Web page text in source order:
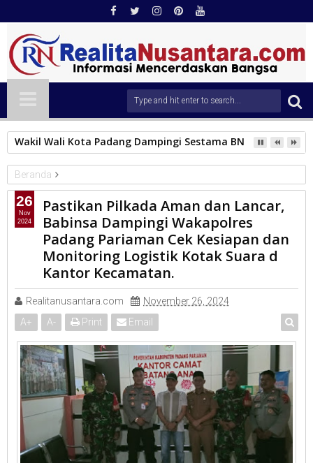
Wakil Wali Kota Padang Dampingi Sestama BNPB Tinjau
Beranda
TNI
Pastikan Pilkada Aman dan Lancar, Babinsa Dampingi
Wakapolres Padang Pariaman Cek Kesiapan dan Monitoring
Logistik Kotak Suara d Kantor Kecamatan.
Pastikan Pilkada Aman dan Lancar,
Babinsa Dampingi Wakapolres
Padang Pariaman Cek Kesiapan dan
Monitoring Logistik Kotak Suara d
Kantor Kecamatan.
Realitanusantara.com
November 26, 2024
A+ A- Print Email
26
Nov
2024